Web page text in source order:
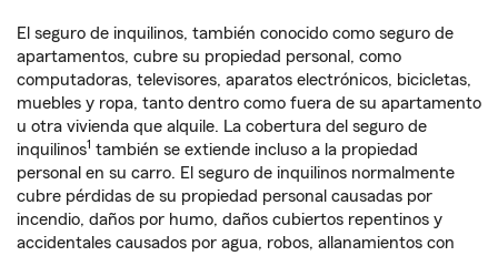
El seguro de inquilinos, también conocido como seguro de
apartamentos, cubre su propiedad personal, como
computadoras, televisores, aparatos electrónicos, bicicletas,
muebles y ropa, tanto dentro como fuera de su apartamento
u otra vivienda que alquile. La cobertura del seguro de
inquilinos1 también se extiende incluso a la propiedad
personal en su carro. El seguro de inquilinos normalmente
cubre pérdidas de su propiedad personal causadas por
incendio, daños por humo, daños cubiertos repentinos y
accidentales causados por agua, robos, allanamientos con